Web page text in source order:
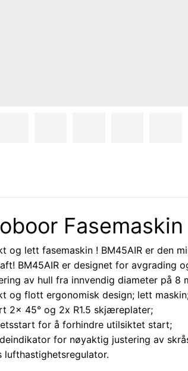
og lett fasemaskin ! BM45AIR er den
BM45AIR er designet for avgrading
av hull fra innvendig diameter på 8
og flott ergonomisk design; lett
2x 45° og 2x R1.5 skjæreplater;
for å forhindre utilsiktet start;
for nøyaktig justering av
lufthastighetsregulator.